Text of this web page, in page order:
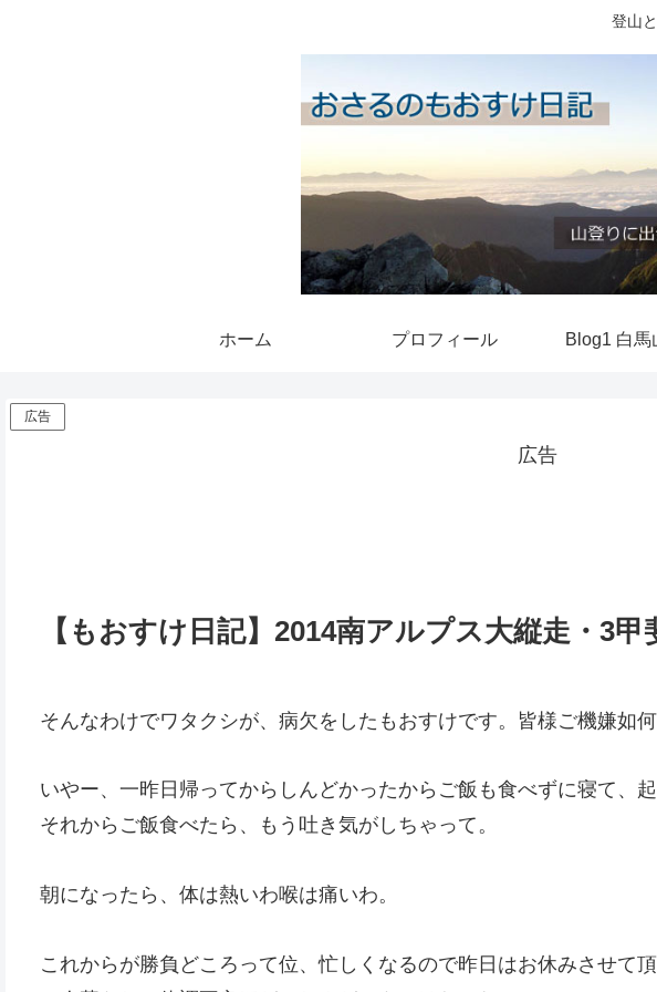
登山
ホーム プロフィール Blog1 白馬
広告
広告
【もおすけ日記】2014南アルプス大縦走・3
そんなわけでワタクシが、病欠をしたもおすけです。皆様ご機嫌如何
いやー、一昨日帰ってからしんどかったからご飯も食べずに寝て、
それからご飯食べたら、もう吐き気がしちゃって。
朝になったら、体は熱いわ喉は痛いわ。
これからが勝負どころって位、忙しくなるので昨日はお休みさせて頂